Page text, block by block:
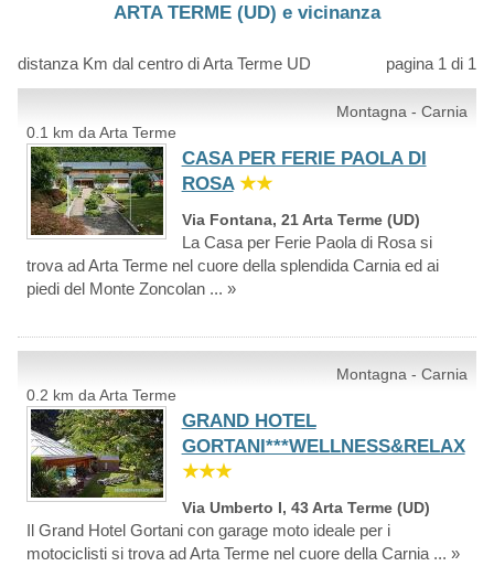
ARTA TERME (UD) e vicinanza
distanza Km dal centro di Arta Terme UD pagina 1 di 1
Montagna - Carnia
0.1 km da Arta Terme
CASA PER FERIE PAOLA DI
ROSA ★★
Via Fontana, 21 Arta Terme (UD)
La Casa per Ferie Paola di Rosa si
trova ad Arta Terme nel cuore della splendida Carnia ed ai
piedi del Monte Zoncolan ... »
Montagna - Carnia
0.2 km da Arta Terme
GRAND HOTEL
GORTANI***WELLNESS&RELAX
★★★
Via Umberto I, 43 Arta Terme (UD)
Il Grand Hotel Gortani con garage moto ideale per i
motociclisti si trova ad Arta Terme nel cuore della Carnia ... »